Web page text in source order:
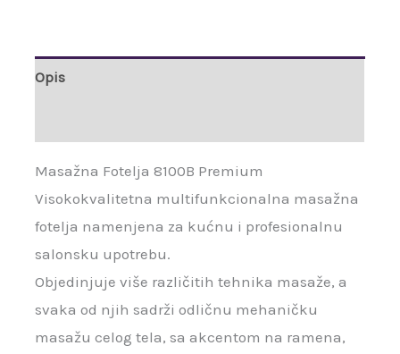
Opis
Masažna Fotelja 8100B Premium
Visokokvalitetna multifunkcionalna masažna
fotelja namenjena za kućnu i profesionalnu
salonsku upotrebu.
Objedinjuje više različitih tehnika masaže, a
svaka od njih sadrži odličnu mehaničku
masažu celog tela, sa akcentom na ramena,